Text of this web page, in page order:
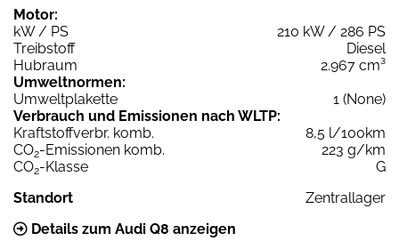
Motor:
kW / PS
210 kW / 286 PS
Treibstoff
Diesel
Hubraum
2.967 cm³
Umweltnormen:
Umweltplakette
1 (None)
Verbrauch und Emissionen nach WLTP:
Kraftstoffverbr. komb.
8,5 l/100km
CO2-Emissionen komb.
223 g/km
CO2-Klasse
G
Standort
Zentrallager
Details zum Audi Q8 anzeigen